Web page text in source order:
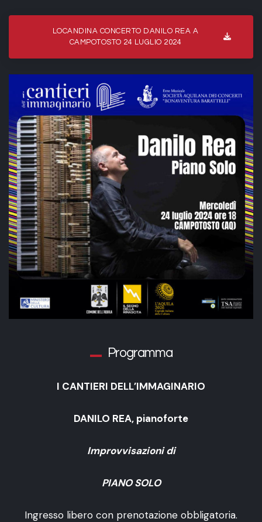
LOCANDINA CONCERTO DANILO REA A
CAMPOTOSTO 24 LUGLIO 2024
Programma
I CANTIERI DELL’IMMAGINARIO
DANILO REA, pianoforte
Improvvisazioni di
PIANO SOLO
Ingresso libero con prenotazione obbligatoria.